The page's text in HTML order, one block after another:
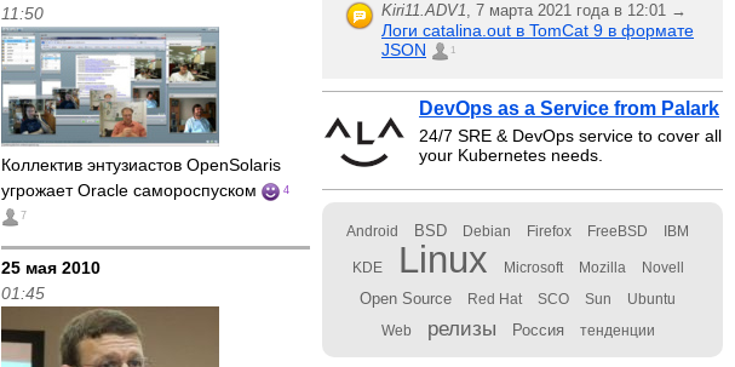
11:50
Коллектив энтузиастов OpenSolaris
угрожает Oracle самороспуском
4
7
25 мая 2010
01:45
Kiri11.ADV1, 7 марта 2021 года в 12:01 →
Логи catalina.out в TomCat 9 в формате
JSON
1
DevOps as a Service from Palark
24/7 SRE & DevOps service to cover all
your Kubernetes needs.
Android BSD Debian Firefox FreeBSD IBM
KDE Linux Microsoft Mozilla Novell
Open Source Red Hat SCO Sun Ubuntu
Web релизы Россия тенденции